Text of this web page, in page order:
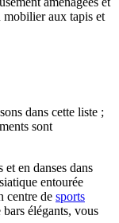
mobilier aux tapis et
dans cette liste ;
sont
en danses dans
entourée
centre de sports
élégants, vous